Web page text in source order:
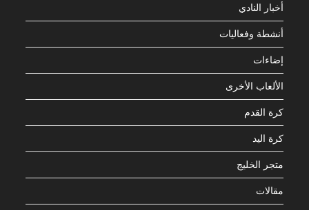
أخبار النادي
أنشطة وفعاليات
إضاءات
الألعاب الأخرى
كرة القدم
كرة اليد
متجر الخليج
مقالات